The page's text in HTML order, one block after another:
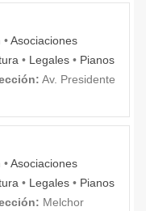
•Asociaciones
• Legales • Pianos
Av. Presidente
•Asociaciones
• Legales • Pianos
Melchor